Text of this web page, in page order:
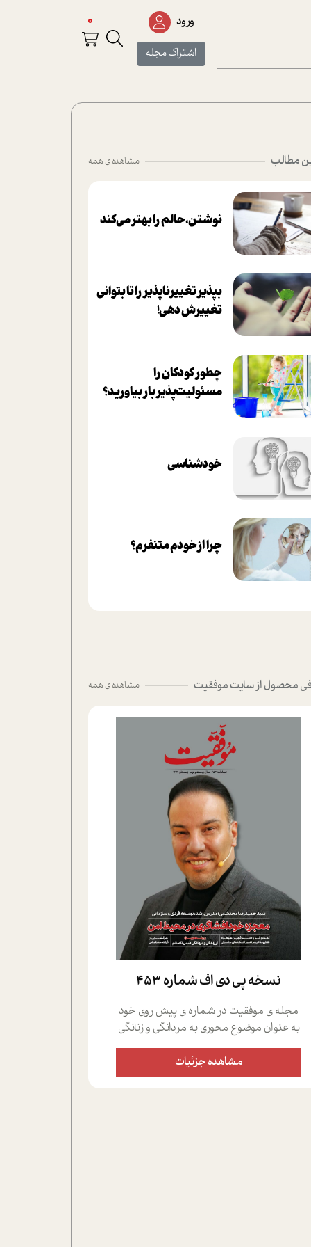
ورود
اشتراک مجله
0
مطالب مشاهده ی همه
نوشتن، حالم را بهتر می‌کند
بپذير تغييرناپذير را تا بتواني
تغييرش دهي!‏
چطور کودکان را
مسئولیت‌پذیر بار بیاورید؟
خودشناسی
چرا از خودم متنفرم؟
محصول از سایت موفقیت مشاهده ی همه
نسخه پي دي اف شماره 453
مجله ی موفقیت در شماره ی پیش روی خود
به عنوان موضوع محوری به مردانگی و زنانگی
سمی پرداخته است؛ علاوه بر این که؛ گفت و
گویی اختصاصی داشته ایم با فردین علیخواه،
جامعه شناس در بخش های مختلف تلاش
مشاهده جزئیات